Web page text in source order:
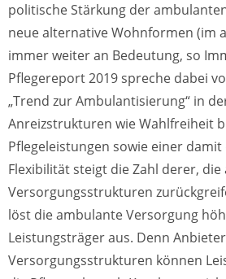
politische Stärkung der
neue alternative Wohnformen (im
immer weiter an Bedeutung, so
Pflegereport 2019 spreche dabei
„Trend zur Ambulantisierung“ in
Anreizstrukturen wie Wahlfreiheit
Pflegeleistungen sowie einer
Flexibilität steigt die Zahl derer,
Versorgungsstrukturen
löst die ambulante Versorgung
Leistungsträger aus. Denn
Versorgungsstrukturen können